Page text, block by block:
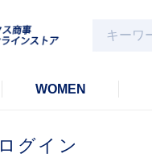
WOMEN
ログイン